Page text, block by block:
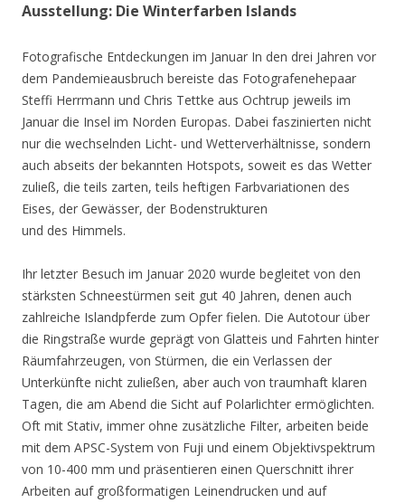
Ausstellung: Die Winterfarben Islands
Fotografische Entdeckungen im Januar In den drei Jahren vor
dem Pandemieausbruch bereiste das Fotografenehepaar
Steffi Herrmann und Chris Tettke aus Ochtrup jeweils im
Januar die Insel im Norden Europas. Dabei faszinierten nicht
nur die wechselnden Licht- und Wetterverhältnisse, sondern
auch abseits der bekannten Hotspots, soweit es das Wetter
zuließ, die teils zarten, teils heftigen Farbvariationen des
Eises, der Gewässer, der Bodenstrukturen
und des Himmels.
Ihr letzter Besuch im Januar 2020 wurde begleitet von den
stärksten Schneestürmen seit gut 40 Jahren, denen auch
zahlreiche Islandpferde zum Opfer fielen. Die Autotour über
die Ringstraße wurde geprägt von Glatteis und Fahrten hinter
Räumfahrzeugen, von Stürmen, die ein Verlassen der
Unterkünfte nicht zuließen, aber auch von traumhaft klaren
Tagen, die am Abend die Sicht auf Polarlichter ermöglichten.
Oft mit Stativ, immer ohne zusätzliche Filter, arbeiten beide
mit dem APSC-System von Fuji und einem Objektivspektrum
von 10-400 mm und präsentieren einen Querschnitt ihrer
Arbeiten auf großformatigen Leinendrucken und auf